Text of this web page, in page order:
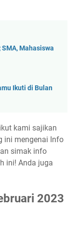
UNSOED
ITERA
Atma
LOBI XX 2023
SMA, Mahasiswa
Ikuti di Bulan
kami sajikan
ini mengenai Info
simak info
ini! Anda juga
2023